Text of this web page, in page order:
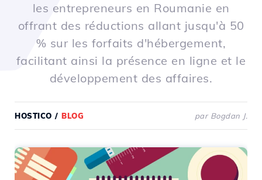
les entrepreneurs en Roumanie en
offrant des réductions allant jusqu'à 50
% sur les forfaits d'hébergement,
facilitant ainsi la présence en ligne et le
développement des affaires.
HOSTICO / BLOG par Bogdan J.